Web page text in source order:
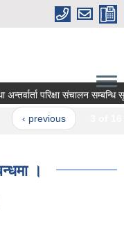
अन्तर्वार्ता परिक्षा संचालन सम्बन्धि
‹ previous
।